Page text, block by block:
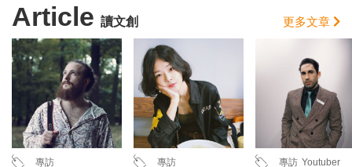
Article 讀文創 更多文章
專訪 專訪 專訪 Youtuber